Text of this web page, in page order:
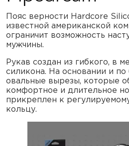
Пояс верности Hardcore
известной американской
ограничит возможность
мужчины.
Рукав создан из гибкого, в
силикона. На основании и по
овальные вырезы, которые
комфортное и длительное
прикреплен к
кольцу.